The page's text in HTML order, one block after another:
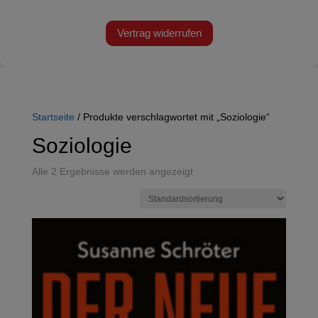
Vertrag widerrufen
Startseite / Produkte verschlagwortet mit „Soziologie“
Soziologie
Alle 2 Ergebnisse werden angezeigt